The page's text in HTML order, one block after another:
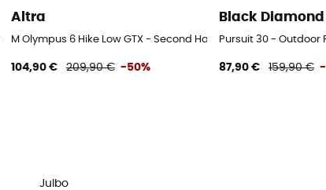
Altra
M Olympus 6 Hike Low GTX - Second Hand Wanderschuhe -
104,90 € 209,90 € -50%
Black Diamond
Pursuit 30 - Outdoor
87,90 € 159,90 € -
Julbo